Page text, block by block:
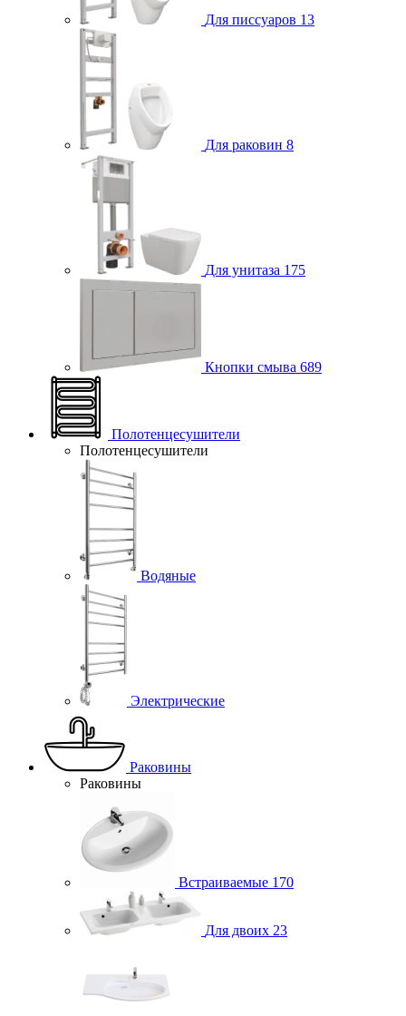
Для писсуаров 13
Для раковин 8
Для унитаза 175
Кнопки смыва 689
Полотенцесушители
Полотенцесушители
Водяные
Электрические
Раковины
Раковины
Встраиваемые 170
Для двоих 23